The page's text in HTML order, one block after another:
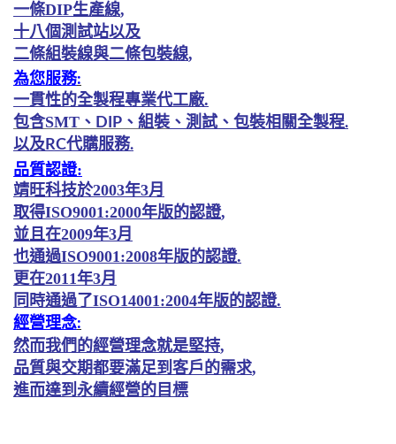
一條DIP生產線,
十八個測試站以及
二條組裝線與二條包裝線,
為您服務:
一貫性的全製程專業代工廠.
包含SMT 、DIP 、組裝、測試 、包裝相關全製程.
以及RC代購服務.
品質認證:
靖旺科技於2003年3月
取得ISO9001:2000年版的認證,
並且在2009年3月
也通過ISO9001:2008年版的認證.
更在2011年3月
同時通過了ISO14001:2004年版的認證.
經營理念:
然而我們的經營理念就是堅持,
品質與交期都要滿足到客戶的需求,
進而達到永續經營的目 標